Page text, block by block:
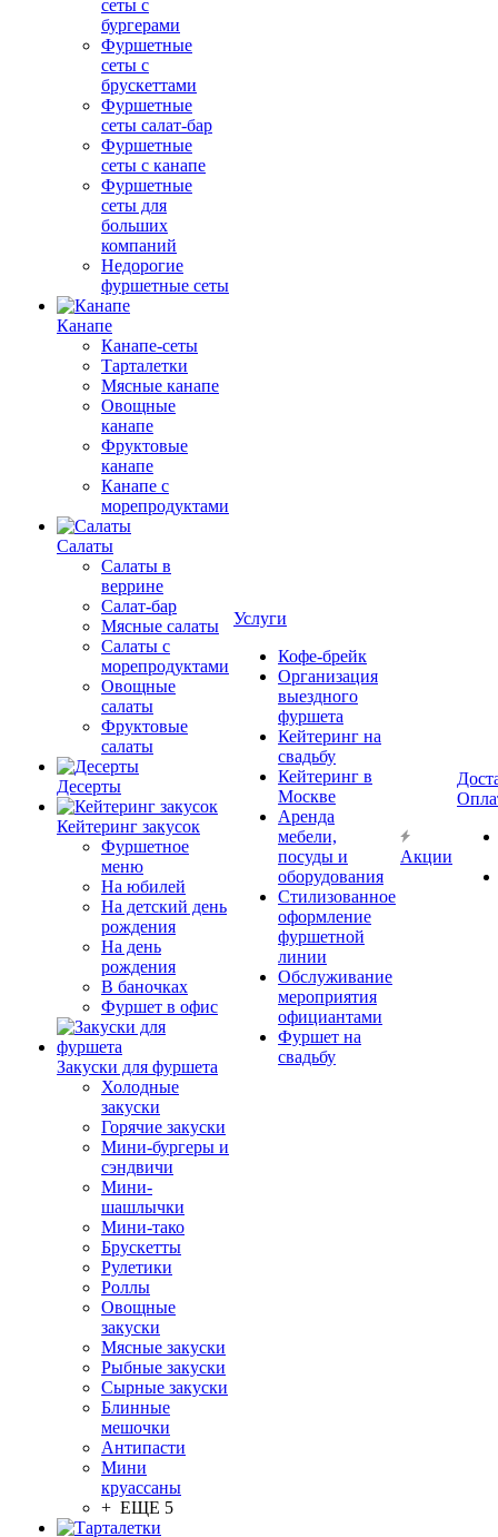
сеты с
бургерами
Фуршетные
сеты с
брускеттами
Фуршетные
сеты салат-бар
Фуршетные
сеты с канапе
Фуршетные
сеты для
больших
компаний
Недорогие
фуршетные сеты
Канапе
Канапе-сеты
Тарталетки
Мясные канапе
Овощные
канапе
Фруктовые
канапе
Канапе с
морепродуктами
Салаты
Салаты в
веррине
Салат-бар
Мясные салаты
Салаты с
морепродуктами
Овощные
салаты
Фруктовые
салаты
Десерты
Кейтеринг закусок
Фуршетное
меню
На юбилей
На детский день
рождения
На день
рождения
В баночках
Фуршет в офис
Закуски для фуршета
Холодные
закуски
Горячие закуски
Мини-бургеры и
сэндвичи
Мини-
шашлычки
Мини-тако
Брускетты
Рулетики
Роллы
Овощные
закуски
Мясные закуски
Рыбные закуски
Сырные закуски
Блинные
мешочки
Антипасти
Мини
круассаны
+ ЕЩЕ 5
Услуги
Кофе-брейк
Организация
выездного
фуршета
Кейтеринг на
свадьбу
Кейтеринг в
Москве
Аренда
мебели,
посуды и
оборудования
Стилизованное
оформление
фуршетной
линии
Обслуживание
мероприятия
официантами
Фуршет на
свадьбу
Акции